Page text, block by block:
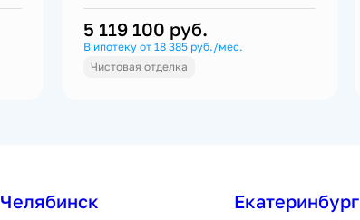
5 119 100 руб.
В ипотеку от 18 385 руб./мес.
Чистовая отделка
Челябинск Екатеринбург